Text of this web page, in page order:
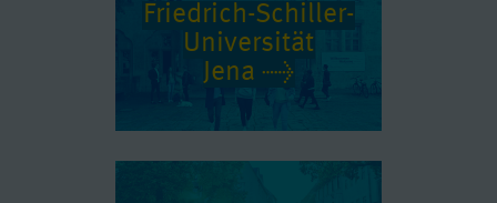
Friedrich-Schiller-
Uni­ver­si­tät
Jena